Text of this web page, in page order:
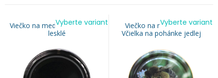
Viečko na med TO 82 - Čierne
lesklé
Vyberte variant
Viečko na med TO 82 -
Včielka na pohánke jedlej
Vyberte variant